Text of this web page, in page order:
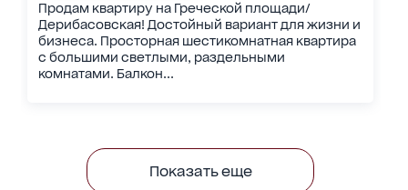
Продам квартиру на Греческой площади/
Дерибасовская! Достойный вариант для жизни и
бизнеса. Просторная шестикомнатная квартира
с большими светлыми, раздельными
комнатами. Балкон...
Показать еще